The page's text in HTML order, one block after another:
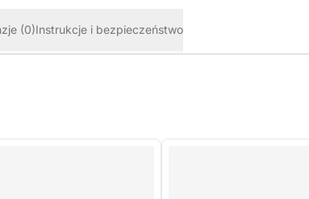
(0)Instrukcje i bezpieczeństwo